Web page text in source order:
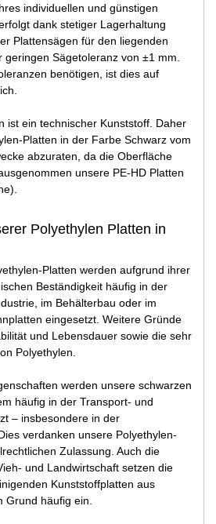
individuellen und günstigen
dank stetiger Lagerhaltung
Plattensägen für den liegenden
Sägetoleranz von ±1 mm.
benötigen, ist dies auf
ist ein technischer Kunststoff. Daher
Platten in der Farbe Schwarz vom
abzuraten, da die Oberfläche
unsere PE-HD Platten
Polyethylen Platten in
Platten werden aufgrund ihrer
Beständigkeit häufig in der
im Behälterbau oder im
eingesetzt. Weitere Gründe
und Lebensdauer sowie die sehr
Polyethylen.
werden unsere schwarzen
häufig in der Transport- und
– insbesondere in der
verdanken unsere Polyethylen-
Zulassung. Auch die
und Landwirtschaft setzen die
Kunststoffplatten aus
Grund häufig ein.